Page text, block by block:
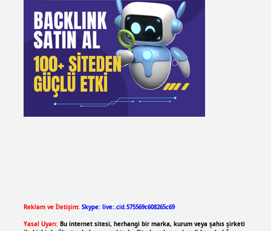
Reklam ve İletişim: Skype: live:.cid.575569c608265c69
Yasal Uyarı: Bu internet sitesi, herhangi bir marka, kurum veya şahıs şirketi